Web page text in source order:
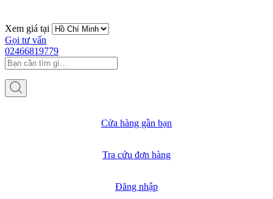
Xem giá tại
Gọi tư vấn
02466819779
Cửa hàng gần bạn
Tra cứu đơn hàng
Đăng nhập